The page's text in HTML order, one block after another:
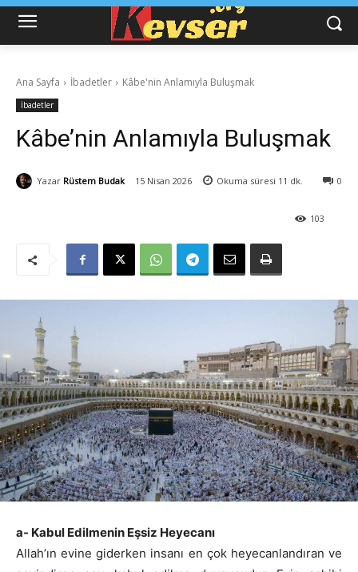
Ana Sayfa İbadetler Kâbe'nin Anlamıyla Buluşmak
İbadetler
Kâbe’nin Anlamıyla Buluşmak
Yazar Rüstem Budak 15 Nisan 2026 Okuma süresi 11 dk. 0
103
a- Kabul Edilmenin Eşsiz Heyecanı
Allah’ın evine giderken insanı en çok heyecanlandıran ve